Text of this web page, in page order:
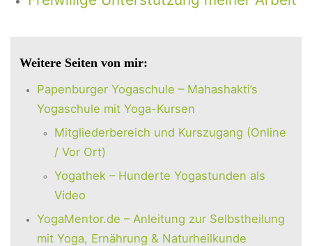
Weitere Seiten von mir:
Papenburger Yogaschule – Mahashakti’s
Yogaschule mit Yoga-Kursen
Mitgliederbereich und Kurszugang (Online
/ Vor Ort)
Yogathek – Hunderte Yogastunden als
Video
YogaMentor.de – Anleitung zur Selbstheilung
mit Yoga, Ernährung & Naturheilkunde